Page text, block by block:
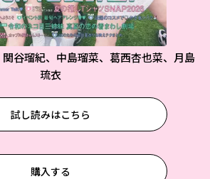
谷瑠紀、中島瑠菜、葛西杏也菜、月島
琉衣
試し読みはこちら
購入する